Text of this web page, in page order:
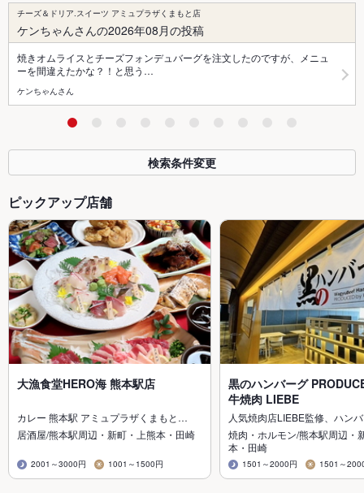
チーズ＆ドリア.スイーツ アミュプラザくまもと店
ケンちゃんさんの2026年08月の投稿
焼きオムライスとチーズフォンデュバーグを注文したのですが、メニュ
ーを間違えたかな？！と思う…
ケンちゃんさん
検索条件変更
ピックアップ店舗
大漁食堂HERO海 熊本駅店
カレー 熊本駅 アミュプラザくまもと…
居酒屋/熊本駅周辺・新町・上熊本・田崎
2001～3000円 1001～1500円
黒のハンバーグ
牛焼肉 LIEBE
人気焼肉店LIEBE監修、ハン
焼肉・ホルモン/熊本駅周辺・
本・田崎
1501～2000円 1501～